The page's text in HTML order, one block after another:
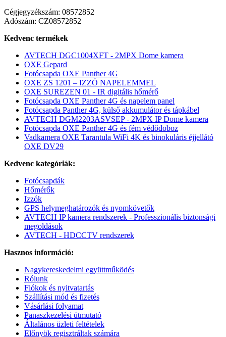
Cégjegyzékszám: 08572852
Adószám: CZ08572852
Kedvenc termékek
AVTECH DGC1004XFT - 2MPX Dome kamera
OXE Gepard
Fotócsapda OXE Panther 4G
OXE ZS 1201 – IZZÓ NAPELEMMEL
OXE SUREZEN 01 - IR digitális hőmérő
Fotócsapda OXE Panther 4G és napelem panel
Fotócsapda Panther 4G, külső akkumulátor és tápkábel
AVTECH DGM2203ASVSEP - 2MPX IP Dome kamera
Fotócsapda OXE Panther 4G és fém védődoboz
Vadkamera OXE Tarantula WiFi 4K és binokuláris éjjellátó
OXE DV29
Kedvenc kategóriák:
Fotócsapdák
Hőmérők
Izzók
GPS helymeghatározók és nyomkövetők
AVTECH IP kamera rendszerek - Professzionális biztonsági
megoldások
AVTECH - HDCCTV rendszerek
Hasznos információ:
Nagykereskedelmi együttműködés
Rólunk
Fiókok és nyitvatartás
Szállítási mód és fizetés
Vásárlási folyamat
Panaszkezelési útmutató
Általános üzleti feltételek
Előnyök regisztráltak számára